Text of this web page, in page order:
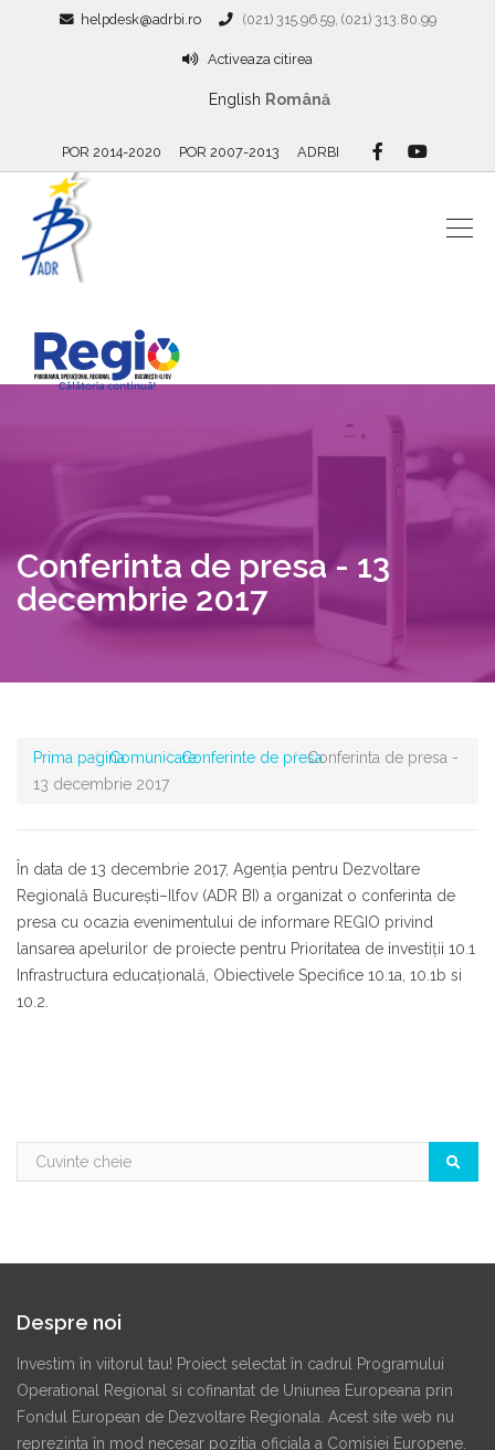
helpdesk@adrbi.ro (021) 315.96.59, (021) 313.80.99
Activeaza citirea
English Română
POR 2014-2020 POR 2007-2013 ADRBI
Conferinta de presa - 13
decembrie 2017
Prima paginaComunicareConferinte de presaConferinta de presa -
13 decembrie 2017
În data de 13 decembrie 2017, Agenţia pentru Dezvoltare
Regională Bucureşti–Ilfov (ADR BI) a organizat o conferinta de
presa cu ocazia evenimentului de informare REGIO privind
lansarea apelurilor de proiecte pentru Prioritatea de investiţii 10.1
Infrastructura educaţională, Obiectivele Specifice 10.1a, 10.1b si
10.2.
Despre noi
Investim în viitorul tau! Proiect selectat în cadrul Programului
Operational Regional si cofinantat de Uniunea Europeana prin
Fondul European de Dezvoltare Regionala. Acest site web nu
reprezinta în mod necesar pozitia oficiala a Comisiei Europene.